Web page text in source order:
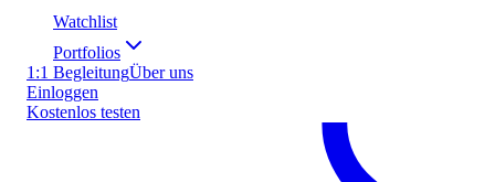
Watchlist
Portfolios
1:1 BegleitungÜber uns
Einloggen
Kostenlos testen